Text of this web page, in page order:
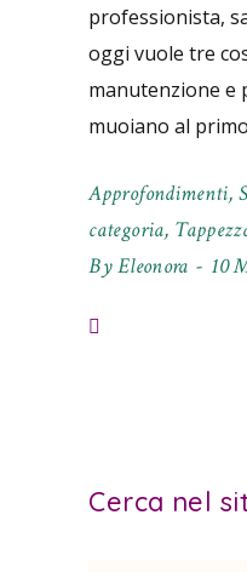
professionista,
oggi vuole tre
manutenzione e
muoiano al
Approfondimenti,
categoria,
ByEleonora 10
Cerca nel